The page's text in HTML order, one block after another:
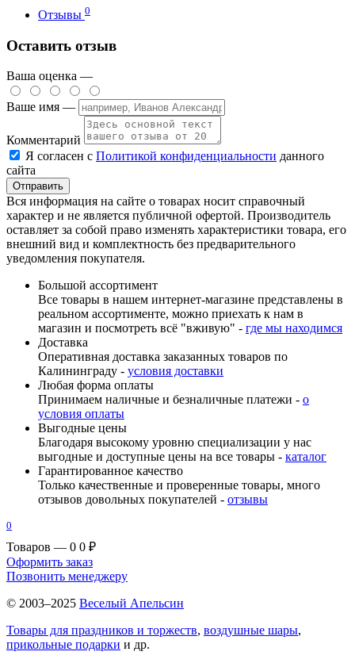
Отзывы 0
Оставить отзыв
Ваша оценка —
Ваше имя —
Комментарий
Я согласен с Политикой конфиденциальности данного
сайта
Вся информация на сайте о товарах носит справочный
характер и не является публичной офертой. Производитель
оставляет за собой право изменять характеристики товара, его
внешний вид и комплектность без предварительного
уведомления покупателя.
Большой ассортимент
Все товары в нашем интернет-магазине представлены в
реальном ассортименте, можно приехать к нам в
магазин и посмотреть всё "вживую" - где мы находимся
Доставка
Оперативная доставка заказанных товаров по
Калининграду - условия доставки
Любая форма оплаты
Принимаем наличные и безналичные платежи - о
условия оплаты
Выгодные цены
Благодаря высокому уровню специализации у нас
выгодные и доступные цены на все товары - каталог
Гарантированное качество
Только качественные и проверенные товары, много
отзывов довольных покупателей - отзывы
0
Товаров — 0 0 ₽
Оформить заказ
Позвонить менеджеру
© 2003–2025 Веселый Апельсин
Товары для праздников и торжеств, воздушные шары,
прикольные подарки и др.